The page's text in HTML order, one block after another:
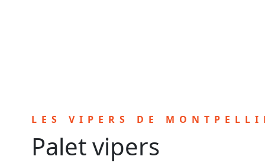
LES VIPERS DE
Palet vipers